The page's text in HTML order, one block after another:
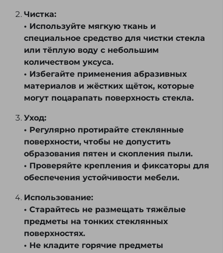
Чистка:
• Используйте мягкую ткань и
специальное средство для чистки стекла
или тёплую воду с небольшим
количеством уксуса.
• Избегайте применения абразивных
материалов и жёстких щёток, которые
могут поцарапать поверхность стекла.
Уход:
• Регулярно протирайте стеклянные
поверхности, чтобы не допустить
образования пятен и скопления пыли.
• Проверяйте крепления и фиксаторы для
обеспечения устойчивости мебели.
Использование:
• Старайтесь не размещать тяжёлые
предметы на тонких стеклянных
поверхностях.
• Не кладите горячие предметы